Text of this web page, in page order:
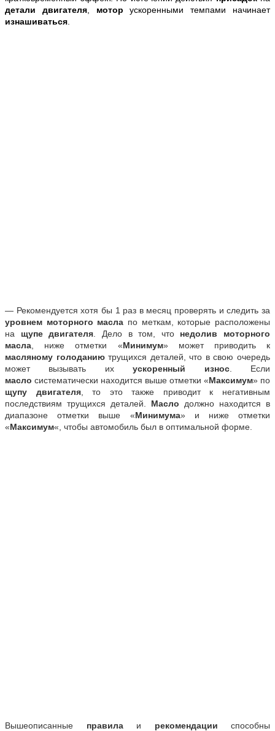
детали двигателя, моторускоренными темпами начинает
изнашиваться
— Рекомендуется хотя бы 1 раз в месяц проверять и следить за
уровнем моторного масла по меткам, которые расположены
на щупе двигателя . Дело в том, что недолив моторного
масла , ниже отметки «Минимум» может приводить к
масляному голоданиютрущихся деталей, что в свою очередь
может вызывать ихускоренный износ. Если
масло систематически находится выше отметки «Максимум» по
щупу двигателя, то это также приводит к негативным
последствиям трущихся деталей. Масло должно находится в
диапазоне отметки выше «Минимума» и ниже отметки
«Максимум«, чтобы автомобиль был в оптимальной форме.
Вышеописанные правила и рекомендации способны